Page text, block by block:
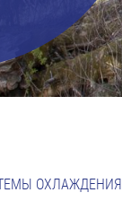
ОХЛАЖДЕНИЯ